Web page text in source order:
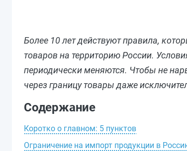
Более 10 лет действуют правила,
товаров на территорию России.
периодически меняются. Чтобы не
через границу товары даже
Содержание
Коротко о главном: 5 пунктов
Ограничение на импорт продукции в